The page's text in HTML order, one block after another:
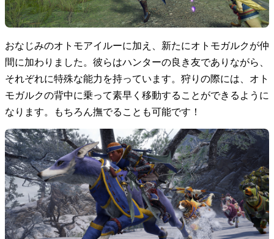
おなじみのオトモアイルーに加え、新たにオトモガルクが仲
間に加わりました。彼らはハンターの良き友でありながら、
それぞれに特殊な能力を持っています。狩りの際には、オト
モガルクの背中に乗って素早く移動することができるように
なります。もちろん撫でることも可能です！